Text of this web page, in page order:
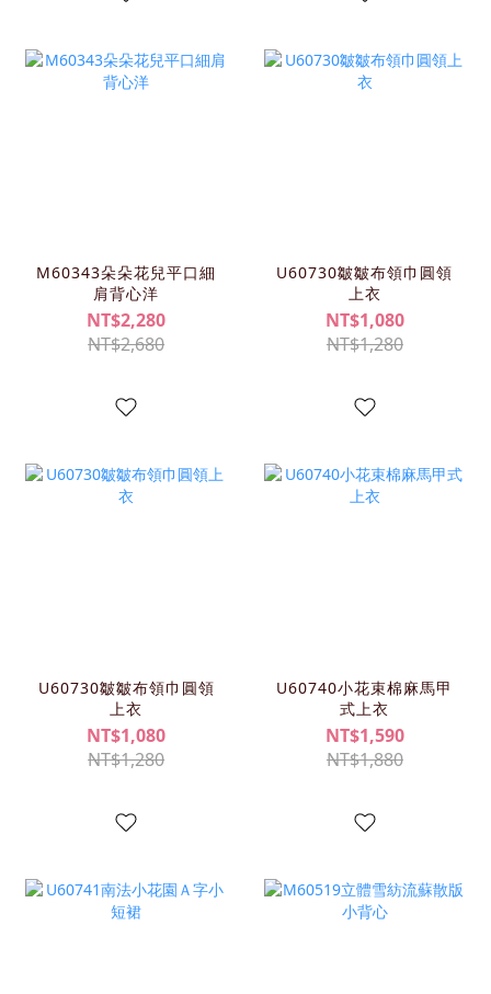
M60343朵朵花兒平口細
肩背心洋
NT$2,280
NT$2,680
U60730皺皺布領巾圓領
上衣
NT$1,080
NT$1,280
U60730皺皺布領巾圓領
上衣
NT$1,080
NT$1,280
U60740小花束棉麻馬甲
式上衣
NT$1,590
NT$1,880